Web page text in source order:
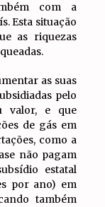
com a
Esta situação
as riquezas
as suas
pelo
valor, e que
de gás em
como a
não pagam
estatal
por ano) em
também